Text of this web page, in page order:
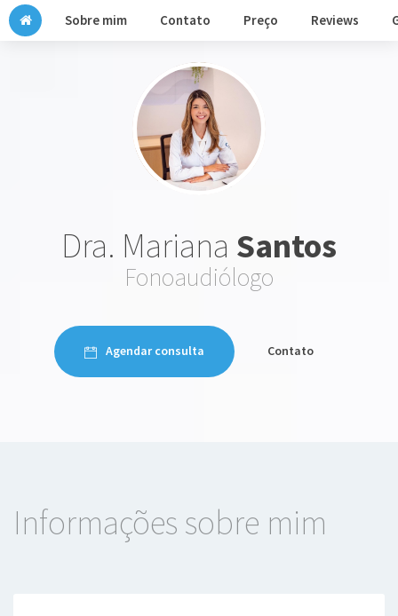
Sobre mim Contato Preço Reviews
Dra. Mariana Santos
Fonoaudiólogo
Agendar consulta Contato
Informações sobre mim